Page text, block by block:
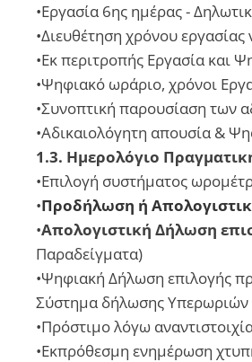
•Εργασία 6ης ημέρας -
•Διευθέτηση χρόνου
•Εκ περιτροπής Εργασία και
•Ψηφιακό ωράριο, χρόνοι
•Συνοπτική παρουσίαση των
•Αδικαιολόγητη απουσία &
1.3. Ημερολόγιο
•Επιλογή συστήματος
•Προδήλωση ή
•Απολογιστική Δήλωση
Παραδείγματα)
•Ψηφιακή Δήλωση επιλογής
Σύστημα δήλωσης Υπερωριών
•Πρόστιμο λόγω
•Εκπρόθεσμη ενημέρωση